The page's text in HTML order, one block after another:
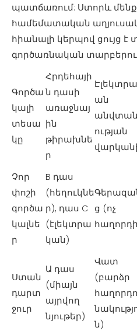
պատճառում: Ստորև մենք
համեմատական ​​աղյուսակ
հիանալի կերպով ցույց է
գործառնական
Գործա
կալի
տեսա
կը
Հրդեհայի
ն դասի
առաջնայ
ին
թիրախնե
ր
ան
ության
Չոր
փոշի
գործա
կալնե
ր
B դաս
(հեղուկնե
ր), դաս C
(էլեկտրա
կան)
ց (ոչ
Ստան
դարտ
ջուր
Ա դաս
(միայն
այրվող
նյութեր)
Վատ
(բարձր
ն)